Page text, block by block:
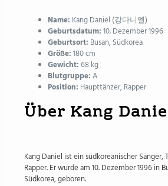
Name: Kang Daniel (강다니엘)
Geburtsdatum:10. Dezember 1996
Geburtsort: Busan, Südkorea
Größe:180 cm
Gewicht:68 kg
Blutgruppe:A
Position: Haupttänzer, Rapper
Über Kang
Kang Daniel ist ein südkoreanischer Sänger,
Rapper. Er wurde am 10. Dezember 1996 in
Südkorea, geboren.